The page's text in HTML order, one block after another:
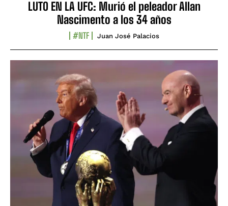
LUTO EN LA UFC: Murió el peleador Allan
Nascimento a los 34 años
#NTF Juan José Palacios